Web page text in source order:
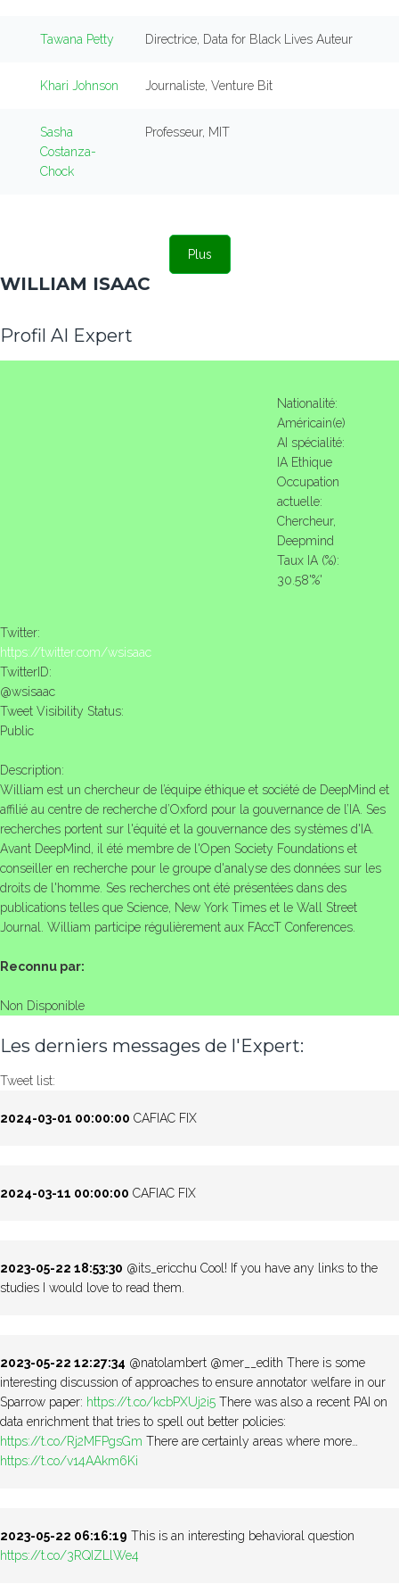
Tawana Petty Directrice, Data for Black Lives Auteur
Khari Johnson Journaliste, Venture Bit
Sasha
Costanza-
Chock
Professeur, MIT
Plus
WILLIAM ISAAC
Profil AI Expert
Nationalité:
Américain(e)
AI spécialité:
IA Ethique
Occupation
actuelle:
Chercheur,
Deepmind
Taux IA (%):
30.58'%'
Twitter:
https://twitter.com/wsisaac
TwitterID:
@wsisaac
Tweet Visibility Status:
Public
Description:
William est un chercheur de l’équipe éthique et société de DeepMind et
affilié au centre de recherche d’Oxford pour la gouvernance de l’IA. Ses
recherches portent sur l'équité et la gouvernance des systèmes d'IA.
Avant DeepMind, il été membre de l'Open Society Foundations et
conseiller en recherche pour le groupe d'analyse des données sur les
droits de l'homme. Ses recherches ont été présentées dans des
publications telles que Science, New York Times et le Wall Street
Journal. William participe régulièrement aux FAccT Conferences.
Reconnu par:
Non Disponible
Les derniers messages de l'Expert:
Tweet list:
2024-03-01 00:00:00 CAFIAC FIX
2024-03-11 00:00:00 CAFIAC FIX
2023-05-22 18:53:30 @its_ericchu Cool! If you have any links to the
studies I would love to read them.
2023-05-22 12:27:34 @natolambert @mer__edith There is some
interesting discussion of approaches to ensure annotator welfare in our
Sparrow paper: https://t.co/kcbPXUj2i5 There was also a recent PAI on
data enrichment that tries to spell out better policies:
https://t.co/Rj2MFPgsGm There are certainly areas where more…
https://t.co/v14AAkm6Ki
2023-05-22 06:16:19 This is an interesting behavioral question
https://t.co/3RQIZLlWe4